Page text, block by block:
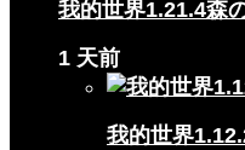
我的世界1.21.4森
1 天前
我的世界